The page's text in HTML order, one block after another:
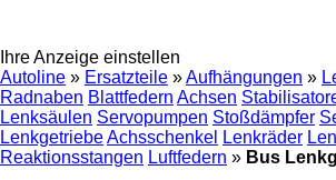
Ihre Anzeige einstellen
Autoline » Ersatzteile »Aufhängungen »
Radnaben Blattfedern Achsen
Lenksäulen Servopumpen Stoßdämpfer
LenkgetriebeAchsschenkel Lenkräder
Reaktionsstangen Luftfedern » Bus